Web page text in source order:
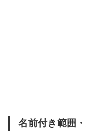
名前付き範囲